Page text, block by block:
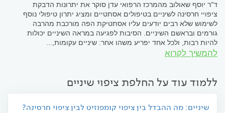
ד"ר יוסף שאולוב מהמרכז הרפואי עדן סוקר את יתרונות הדבקת
ציפויי חרסינה לשיניים בטיפולים אסתטיים ומציג יתרון טיפולי נוסף
לשימוש שלא רבים יודעים עליו אסתטיקת הפה מורכבת מהרבה
גורמים ובראשם השיניים. הסיבות לפגיעה במראה השיניים יכולות
להיות רבות, ולכל אחד יפריע משהו אחר: שיניים עקומות,...
להמשיך לקרוא
ללמוד עוד על החלפת ציפוי שיניים
שיניים: מה ההבדל בין ציפוי קומפוזיט לבין ציפוי חרסינה?